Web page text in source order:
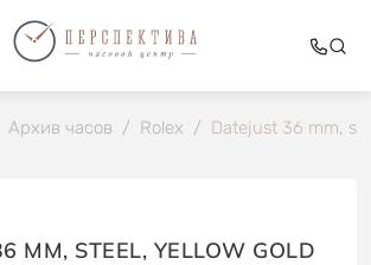
Архив часов / Rolex / Datejust 36 mm,
MM, STEEL, YELLOW GOLD